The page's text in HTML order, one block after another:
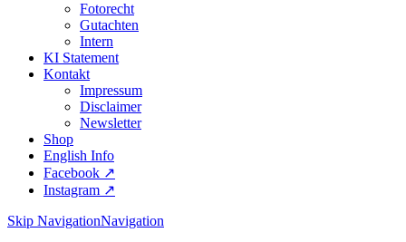
Fotorecht
Gutachten
Intern
KI Statement
Kontakt
Impressum
Disclaimer
Newsletter
Shop
English Info
Facebook ↗︎
Instagram ↗︎
Skip NavigationNavigation